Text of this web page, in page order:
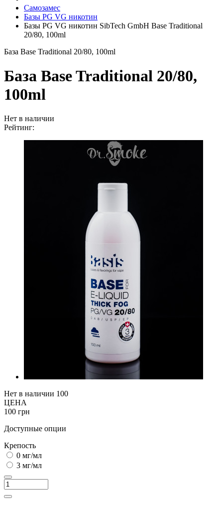
Самозамес
Базы PG VG никотин
Базы PG VG никотин SibTech GmbH Base Traditional
20/80, 100ml
База Base Traditional 20/80, 100ml
База Base Traditional 20/80,
100ml
Нет в наличии
Рейтинг:
Нет в наличии 100
ЦЕНА
100 грн
Доступные опции
Крепость
0 мг/мл
3 мг/мл